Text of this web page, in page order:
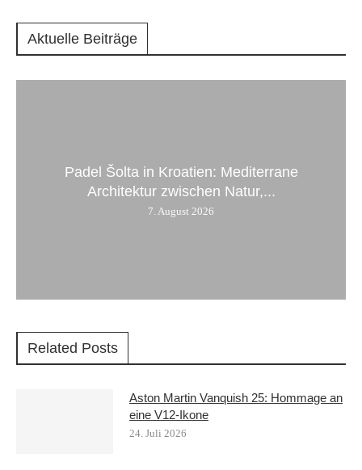
Aktuelle Beiträge
Padel Šolta in Kroatien: Mediterrane
Architektur zwischen Natur,...
7. August 2026
Related Posts
Aston Martin Vanquish 25: Hommage an
eine V12-Ikone
24. Juli 2026